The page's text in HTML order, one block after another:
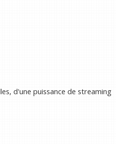
d'une puissance de streaming